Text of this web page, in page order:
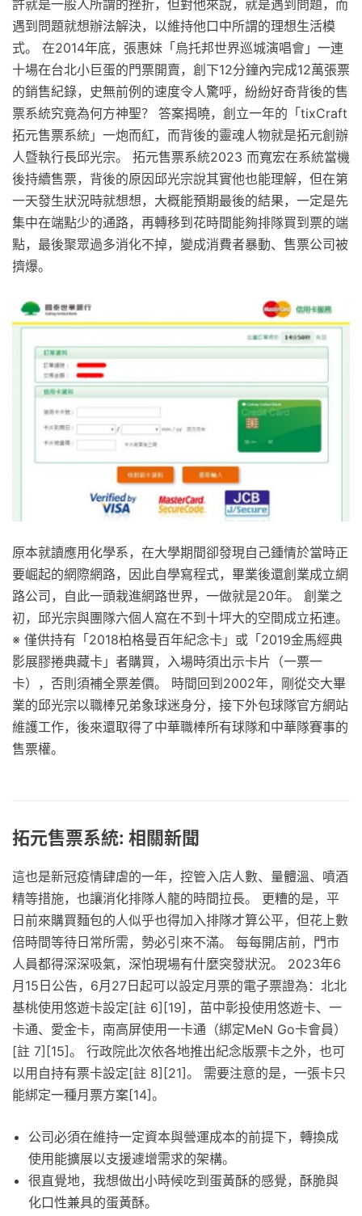
許就是一般人所謂的挫折，但對他來說，就是遇到問題，而
遇到問題就想辦法解決，以維持他口中所謂的理想生活模
式。 在2014年底，張惠妹「烏托邦世界巡城演唱會」一連
十場在台北小巨蛋的門票開賣，創下12分鐘內完成12萬張票
的銷售紀錄，史無前例的速度令人驚呼，紛紛好奇背後的售
票系統究竟為何方神聖？ 答案揭曉，創立一年的「tixCraft
拓元售票系統」一炮而紅，而背後的靈魂人物就是拓元創辦
人暨執行長邱光宗。 拓元售票系統2023 而寬宏在系統當機
後持續售票，背後的原因邱光宗說其實他也能理解，但在第
一天發生狀況時就想想，大概能預期最後的結果，一定是先
集中在端點少的通路，再轉移到花時間能夠排隊買到票的端
點，最後聚眾過多消化不掉，變成消費者暴動、售票公司被
擠爆。
原本就讀應用化學系，在大學期間卻發現自己鍾情於當時正
要崛起的網際網路，因此自學寫程式，畢業後還創業成立網
路公司，自此一頭栽進網路世界，一做就是20年。 創業之
初，邱光宗與團隊六個人窩在不到十坪大的空間成立拓連。
※ 僅供持有「2018柏格曼百年紀念卡」或「2019金馬經典
影展膠捲典藏卡」者購買，入場時須出示卡片（一票一
卡），否則須補全票差價。 時間回到2002年，剛從交大畢
業的邱光宗以職棒兄弟象球迷身分，接下外包球隊官方網站
維護工作，後來還取得了中華職棒所有球隊和中華隊賽事的
售票權。
拓元售票系統: 相關新聞
這也是新冠疫情肆虐的一年，控管入店人數、量體溫、噴酒
精等措施，也讓消化排隊人龍的時間拉長。 更糟的是，平
日前來購買麵包的人似乎也得加入排隊才算公平，但花上數
倍時間等待日常所需，勢必引來不滿。 每每開店前，門市
人員都得深深吸氣，深怕現場有什麼突發狀況。 2023年6
月15日公告，6月27日起可以設定月票的電子票證為：北北
基桃使用悠遊卡設定[註 6][19]，苗中彰投使用悠遊卡、一
卡通、愛金卡，南高屏使用一卡通（綁定MeN Go卡會員）
[註 7][15]。 行政院此次依各地推出紀念版票卡之外，也可
以用自持有票卡設定[註 8][21]。 需要注意的是，一張卡只
能綁定一種月票方案[14]。
公司必須在維持一定資本與營運成本的前提下，轉換成
使用能擴展以支援遽增需求的架構。
很直覺地，我想做出小時候吃到蛋黃酥的感覺，酥脆與
化口性兼具的蛋黃酥。